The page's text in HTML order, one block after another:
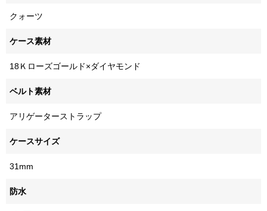
クォーツ
ケース素材
18Ｋローズゴールド×ダイヤモンド
ベルト素材
アリゲーターストラップ
ケースサイズ
31mm
防水